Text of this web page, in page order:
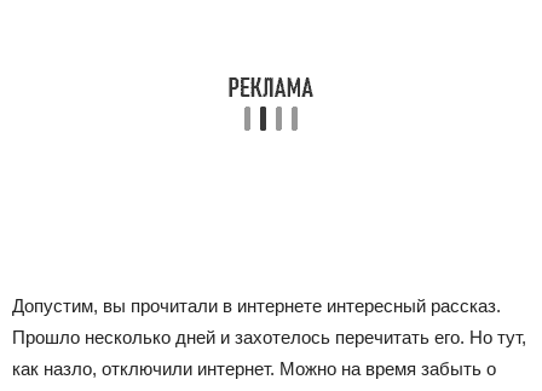
Допустим, вы прочитали в интернете интересный рассказ.
Прошло несколько дней и захотелось перечитать его. Но тут,
как назло, отключили интернет. Можно на время забыть о